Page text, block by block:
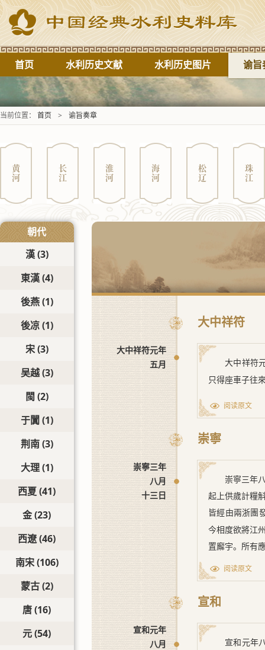
首页 水利历史文献 水利历史图片 谕旨
当前位置： 首页 > 谕旨奏章
黄河 长江 淮河 海河 松辽 珠江
朝代
漢(3)
東漢(4)
後燕(1)
後凉(1)
宋(3)
吴越(3)
閩 (2)
于闐 (1)
荆南(3)
大理(1)
西夏(41)
金(23)
西遼(46)
南宋(106)
蒙古(2)
唐(16)
元(54)
大中祥符
大中祥符元年
五月
大中祥符
只得座車子往
阅读原文
崇寧
崇寧三年
八月
十三日
崇寧三年
起上供歲計糧
皆經由兩浙團
今相度欲將江
置廨宇。所有
阅读原文
宣和
宣和元年
八月
宣和元年